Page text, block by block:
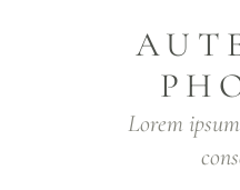
Lorem